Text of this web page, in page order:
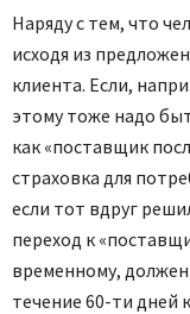
Наряду с тем, что
исходя из
клиента. Если,
этому тоже надо
как «поставщик
страховка для
если тот вдруг
переход к
временному,
течение 60-ти дней